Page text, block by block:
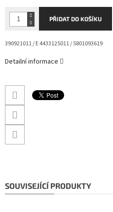
PŘIDAT DO KOŠÍKU
390921011 / E 4433125011 / 5801093619
Detailní informace
SOUVISEJÍCÍ PRODUKTY